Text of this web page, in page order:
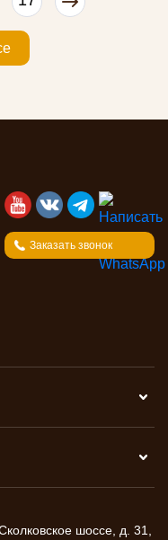
Заказать звонок
шоссе, д. 31,